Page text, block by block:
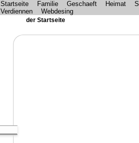
Startseite Familie Geschaeft Heimat
Verdiennen
Webdesing
der Startseite